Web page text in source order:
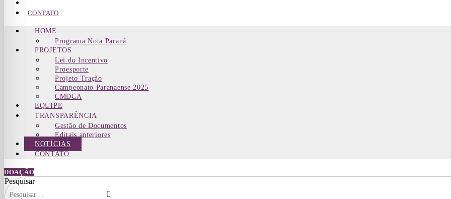
CONTATO
HOME
Programa Nota Paraná
PROJETOS
Lei do Incentivo
Proesporte
Projeto Tração
Campeonato Paranaense 2025
CMDCA
EQUIPE
TRANSPARÊNCIA
Gestão de Documentos
Editais anteriores
NOTÍCIAS
CONTATO
DOAÇÃO
Pesquisar